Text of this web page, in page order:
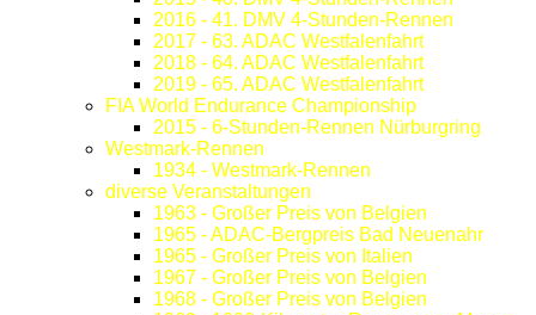
2016 - 41. DMV 4-Stunden-Rennen
2017 - 63. ADAC Westfalenfahrt
2018 - 64. ADAC Westfalenfahrt
2019 - 65. ADAC Westfalenfahrt
FIA World Endurance Championship
2015 - 6-Stunden-Rennen Nürburgring
Westmark-Rennen
1934 - Westmark-Rennen
diverse Veranstaltungen
1963 - Großer Preis von Belgien
1965 - ADAC-Bergpreis Bad Neuenahr
1965 - Großer Preis von Italien
1967 - Großer Preis von Belgien
1968 - Großer Preis von Belgien